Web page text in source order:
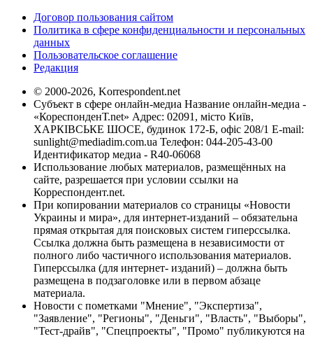
Договор пользования сайтом
Политика в сфере конфиденциальности и персональных
данных
Пользовательское соглашение
Редакция
© 2000-2026, Korrespondent.net
Субъект в сфере онлайн-медиа Название онлайн-медиа -
«КореспонденТ.net» Адрес: 02091, місто Київ,
ХАРКІВСЬКЕ ШОСЕ, будинок 172-Б, офіс 208/1 E-mail:
sunlight@mediadim.com.ua Телефон: 044-205-43-00
Идентификатор медиа - R40-06068
Использование любых материалов, размещённых на
сайте, разрешается при условии ссылки на
Корреспондент.net.
При копировании материалов со страницы «Новости
Украины и мира», для интернет-изданий – обязательна
прямая открытая для поисковых систем гиперссылка.
Ссылка должна быть размещена в независимости от
полного либо частичного использования материалов.
Гиперссылка (для интернет- изданий) – должна быть
размещена в подзаголовке или в первом абзаце
материала.
Новости с пометками "Мнение", "Экспертиза",
"Заявление", "Регионы", "Деньги", "Власть", "Выборы",
"Тест-драйв", "Спецпроекты", "Промо" публикуются на